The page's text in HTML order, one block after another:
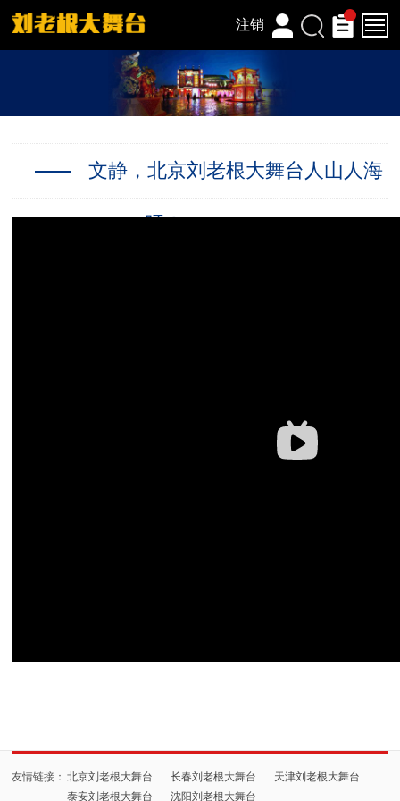
注销
文静，北京刘老根大舞台人山人海
呀！
友情链接： 北京刘老根大舞台 长春刘老根大舞台
天津刘老根大舞台
泰安刘老根大舞台
沈阳刘老根大舞台